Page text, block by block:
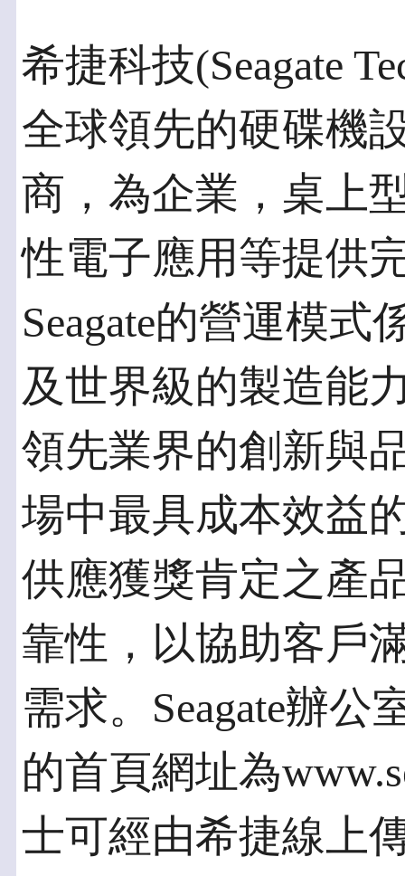
希捷科技(Seagate
全球領先的硬碟機
商，為企業，桌上
性電子應用等提供
Seagate的營運模
及世界級的製造能
領先業界的創新與
場中最具成本效益
供應獲獎肯定之產
靠性，以協助客戶
需求。Seagate辦
的首頁網址為
士可經由希捷線上